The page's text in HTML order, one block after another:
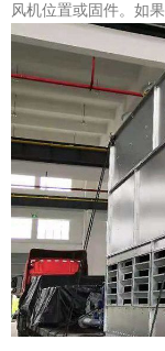
风机位置或固件。如